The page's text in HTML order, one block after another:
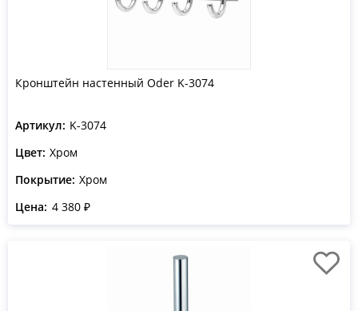
Кронштейн настенный Oder K-3074
Артикул: K-3074
Цвет: Хром
Покрытие: Хром
Цена: 4 380 ₽